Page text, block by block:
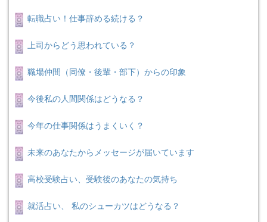
転職占い！仕事辞める続ける？
上司からどう思われている？
職場仲間（同僚・後輩・部下）からの印象
今後私の人間関係はどうなる？
今年の仕事関係はうまくいく？
未来のあなたからメッセージが届いています
高校受験占い、受験後のあなたの気持ち
就活占い、 私のシューカツはどうなる？